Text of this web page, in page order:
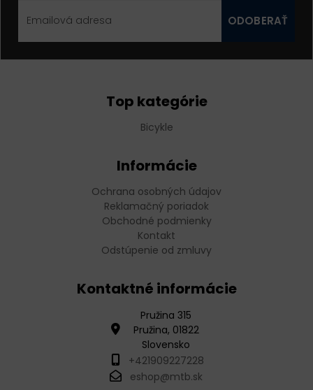
ODOBERAŤ
Top kategórie
Bicykle
Informácie
Ochrana osobných údajov
Reklamačný poriadok
Obchodné podmienky
Kontakt
Odstúpenie od zmluvy
Kontaktné informácie
Pružina 315
Pružina, 01822
Slovensko
+421909227228
eshop@mtb.sk